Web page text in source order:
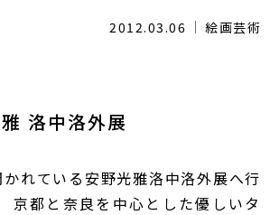
2012.03.06 絵画芸術
洛中洛外展
れている安野光雅洛中洛外展へ行
京都と奈良を中心とした優しいタ